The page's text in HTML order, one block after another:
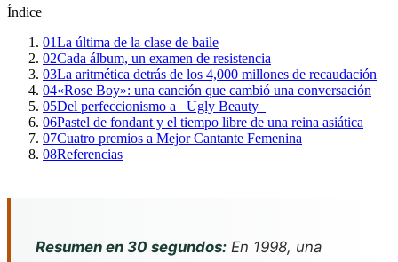
Índice
01La última de la clase de baile
02Cada álbum, un examen de resistencia
03La aritmética detrás de los 4,000 millones de recaudación
04«Rose Boy»: una canción que cambió una conversación
05Del perfeccionismo a _Ugly Beauty_
06Pastel de fondant y el tiempo libre de una reina asiática
07Cuatro premios a Mejor Cantante Femenina
08Referencias
Resumen en 30 segundos: En 1998, una